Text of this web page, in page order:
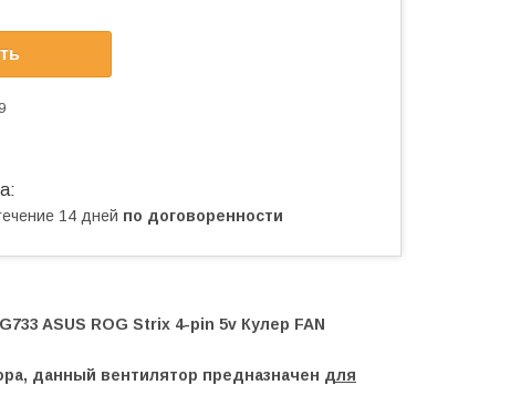
14 дней по договоренности
ASUS ROG Strix 4-pin 5v Кулер FAN
данный вентилятор предназначен для